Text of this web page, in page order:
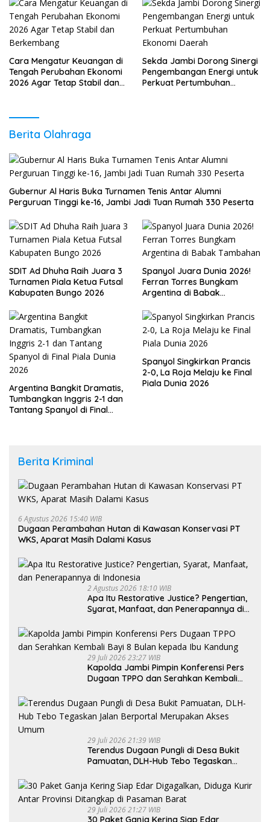
Cara Mengatur Keuangan di
Tengah Perubahan Ekonomi
2026 Agar Tetap Stabil dan
Sekda Jambi Dorong Sinergi
Pengembangan Energi untuk
Perkuat Pertumbuhan
Berita Olahraga
Gubernur Al Haris Buka Turnamen Tenis Antar Alumni
Perguruan Tinggi ke-16, Jambi Jadi Tuan Rumah 330 Peserta
SDIT Ad Dhuha Raih Juara 3
Turnamen Piala Ketua Futsal
Kabupaten Bungo 2026
Spanyol Juara Dunia 2026!
Ferran Torres Bungkam
Argentina di Babak
Argentina Bangkit Dramatis,
Tumbangkan Inggris 2-1 dan
Tantang Spanyol di Final
Spanyol Singkirkan Prancis
2-0, La Roja Melaju ke Final
Piala Dunia 2026
Berita Kriminal
6 Agustus 2026 15:40 WIB
Dugaan Perambahan Hutan di Kawasan Konservasi PT
WKS, Aparat Masih Dalami Kasus
2 Agustus 2026 18:10 WIB
Apa Itu Restorative Justice? Pengertian,
Syarat, Manfaat, dan Penerapannya di
29 Juli 2026 23:27 WIB
Kapolda Jambi Pimpin Konferensi Pers
Dugaan TPPO dan Serahkan Kembali
29 Juli 2026 21:39 WIB
Terendus Dugaan Pungli di Desa Bukit
Pamuatan, DLH-Hub Tebo Tegaskan
Umum
29 Juli 2026 21:27 WIB
30 Paket Ganja Kering Siap Edar